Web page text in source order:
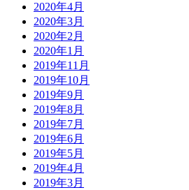
2020年4月
2020年3月
2020年2月
2020年1月
2019年11月
2019年10月
2019年9月
2019年8月
2019年7月
2019年6月
2019年5月
2019年4月
2019年3月